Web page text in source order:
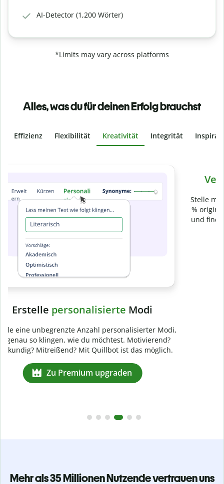
AI-Detector (1,200 Wörter)
*Limits may vary across platforms
Alles, was du für deinen Erfolg brauchst
Effizienz Flexibilität Kreativität Integrität
Stelle mit der Plagiatsprüfung sicher, dass dein Text zu 100
% original ist. Analysiere deine Arbeit in Sekundenschnelle
und finde fehlende Quellenangaben in über 100 Sprachen.
Mehr als 35 Millionen Nutzende vertrauen uns